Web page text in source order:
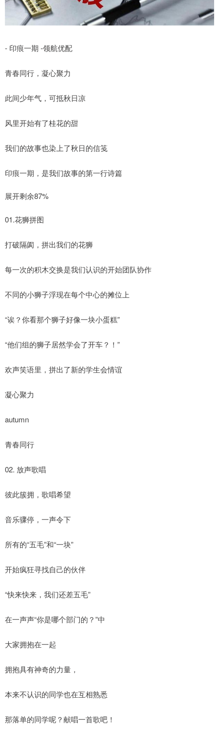
- 印痕一期 -领航优配
青春同行，凝心聚力
此间少年气，可抵秋日凉
风里开始有了桂花的甜
我们的故事也染上了秋日的信笺
印痕一期，是我们故事的第一行诗篇
展开剩余87%
01.花狮拼图
打破隔阂，拼出我们的花狮
每一次的积木交换是我们认识的开始团队协作
不同的小狮子浮现在每个中心的摊位上
“诶？你看那个狮子好像一块小蛋糕”
“他们组的狮子居然学会了开车？！”
欢声笑语里，拼出了新的学生会情谊
凝心聚力
autumn
青春同行
02. 放声歌唱
彼此簇拥，歌唱希望
音乐骤停，一声令下
所有的“五毛”和“一块”
开始疯狂寻找自己的伙伴
“快来快来，我们还差五毛”
在一声声“你是哪个部门的？”中
大家拥抱在一起
拥抱具有神奇的力量，
本来不认识的同学也在互相熟悉
那落单的同学呢？献唱一首歌吧！